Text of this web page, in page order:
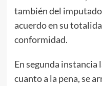
también del
acuerdo en su
conformidad.
En segunda instancia
cuanto a la pena, se